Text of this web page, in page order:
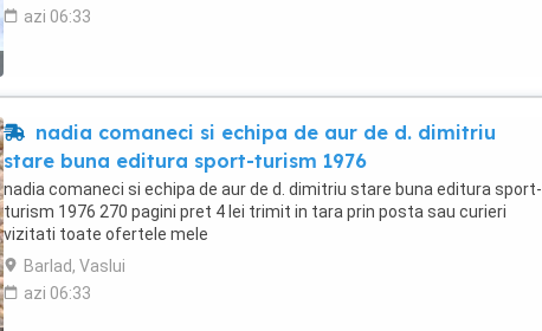
azi 06:33
nadia comaneci si echipa de aur de d. dimitriu
stare buna editura sport-turism 1976
nadia comaneci si echipa de aur de d. dimitriu stare buna editura sport-
turism 1976 270 pagini pret 4 lei trimit in tara prin posta sau curieri
vizitati toate ofertele mele
Barlad, Vaslui
azi 06:33